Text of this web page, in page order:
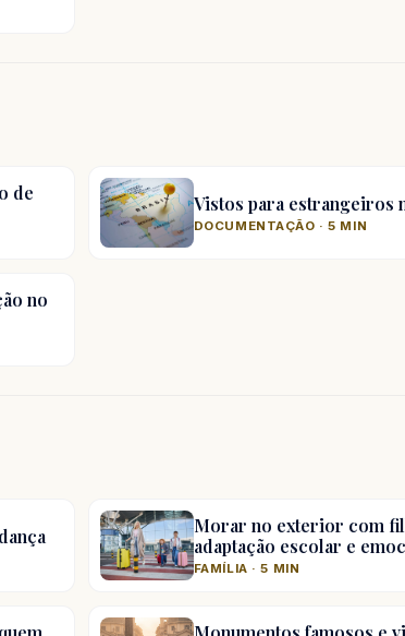
de
Vistos para estrangeiros
DOCUMENTAÇÃO · 5 MIN
no
Morar no exterior com
adaptação escolar e
FAMÍLIA · 5 MIN